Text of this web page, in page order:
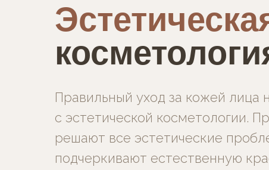
Правильный уход за кожей лица
с эстетической косметологии.
решают все эстетические
подчеркивают естественную